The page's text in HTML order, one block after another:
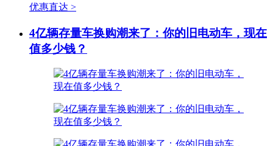
优惠直达 >
4亿辆存量车换购潮来了：你的旧电动车，现在
值多少钱？